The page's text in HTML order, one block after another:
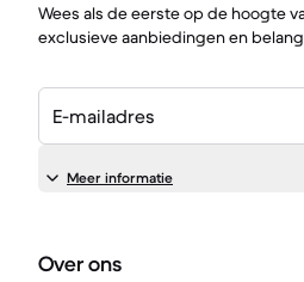
Wees als de eerste op de hoogte
exclusieve aanbiedingen en
E-mailadres
Meer informatie
Over ons